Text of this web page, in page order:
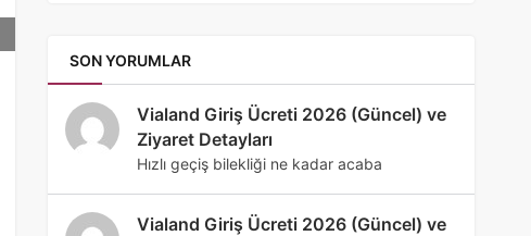
SON YORUMLAR
Vialand Giriş Ücreti 2026 (Güncel) ve
Ziyaret Detayları
Hızlı geçiş bilekliği ne kadar acaba
Vialand Giriş Ücreti 2026 (Güncel) ve